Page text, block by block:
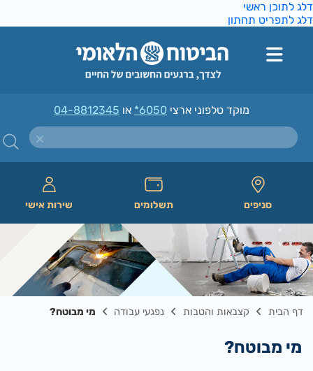
לתוכן ראשי
לתפריט תחתון
מוקד טלפוני ארצי*6050או04-8812345
סניפים תשלומים שירות אישי
דף הבית קצבאות והטבות נפגעי עבודה מי מבוטח?
מי מבוטח?